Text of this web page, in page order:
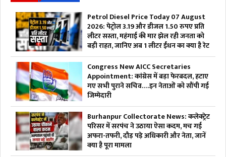
Petrol Diesel Price Today 07 August
2026: पेट्रोल 3.19 और डीजल 1.50 रुपए प्रति
लीटर सस्ता, महंगाई की मार झेल रही जनता को
बड़ी राहत, जानिए अब 1 लीटर ईंधन का क्या है रेट
Congress New AICC Secretaries
Appointment: कांग्रेस में बड़ा फेरबदल, हटाए
गए सभी पुराने सचिव….इन नेताओं को सौंपी गई
जिम्मेदारी
Burhanpur Collectorate News: कलेक्ट्रेट
परिसर में सरपंच ने उठाया ऐसा कदम, मच गई
अफरा-तफरी, दौड़ पड़े अधिकारी और नेता, जानें
क्या है पूरा मामला